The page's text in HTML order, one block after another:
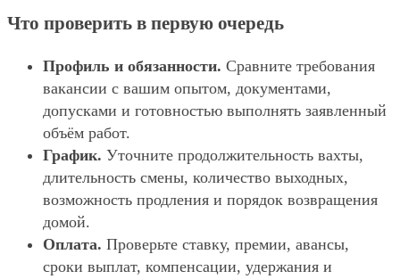
Что проверить в первую очередь
Профиль и обязанности. Сравните требования
вакансии с вашим опытом, документами,
допусками и готовностью выполнять заявленный
объём работ.
График. Уточните продолжительность вахты,
длительность смены, количество выходных,
возможность продления и порядок возвращения
домой.
Оплата. Проверьте ставку, премии, авансы,
сроки выплат, компенсации, удержания и